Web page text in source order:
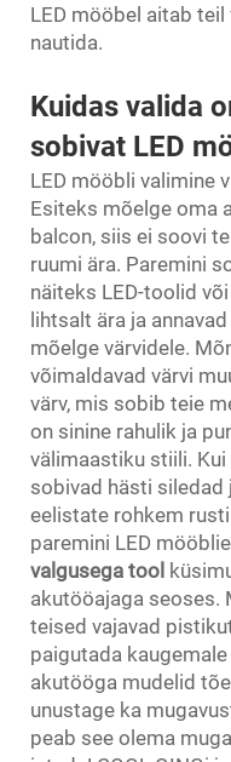
LED mööbel aitab
nautida.
Kuidas valida
sobivat LED
LED mööbli valimine
Esiteks mõelge oma
balcon, siis ei soovi
ruumi ära. Paremini
näiteks LED-toolid
lihtsalt ära ja
mõelge värvidele.
võimaldavad värvi
värv, mis sobib teie
on sinine rahulik ja
välimaastiku stiili.
sobivad hästi siledad
eelistate rohkem
paremini LED
valgusega tool
akutööajaga seoses.
teised vajavad
paigutada
akutööga mudelid
unustage ka
peab see olema